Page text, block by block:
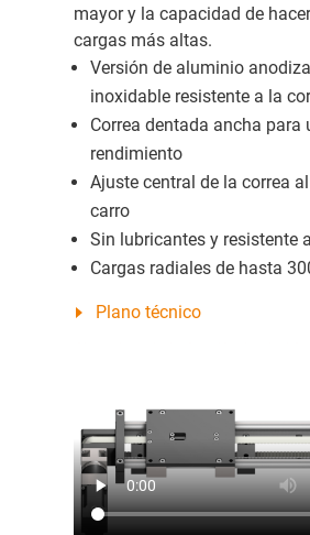
mayor y la capacidad de
cargas más altas.
Versión de aluminio
inoxidable resistente a la
Correa dentada ancha para
rendimiento
Ajuste central de la correa
carro
Sin lubricantes y resistente
Cargas radiales de hasta
Plano técnico